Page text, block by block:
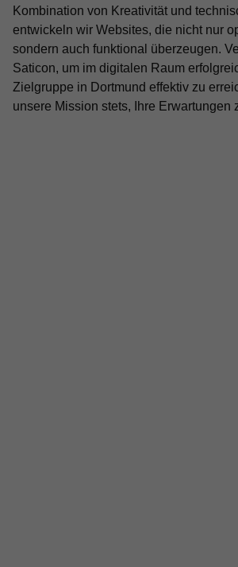
Kombination von Kreativität und
entwickeln wir Websites, die nicht nur
sondern auch funktional überzeugen.
Saticon, um im digitalen Raum
Zielgruppe in Dortmund effektiv zu
unsere Mission stets, Ihre Erwartungen